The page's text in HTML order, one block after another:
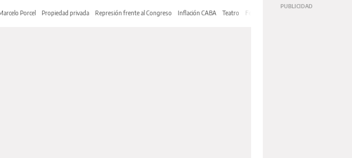
Porcel Propiedad privada Represión frente al Congreso Inflación CABA Teatro Feria de Editores